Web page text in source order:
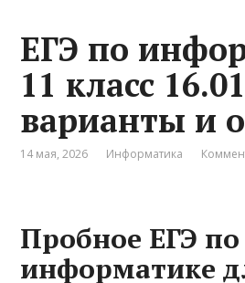
ЕГЭ по
11 класс
варианты и
14 мая, 2026 Информатика
Пробное ЕГЭ по
информатике